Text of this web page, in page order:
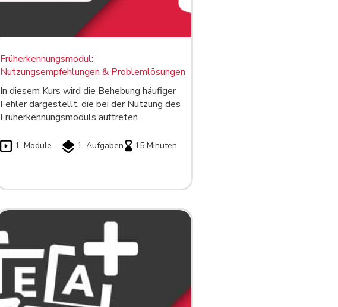
Früherkennungsmodul:
Nutzungsempfehlungen & Problemlösungen
In diesem Kurs wird die Behebung häufiger
Fehler dargestellt, die bei der Nutzung des
Früherkennungsmoduls auftreten.
1 Module 1 Aufgaben 15 Minuten